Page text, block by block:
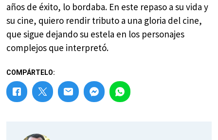
años de éxito, lo bordaba. En este repaso a su vida y
su cine, quiero rendir tributo a una gloria del cine,
que sigue dejando su estela en los personajes
complejos que interpretó.
COMPÁRTELO: